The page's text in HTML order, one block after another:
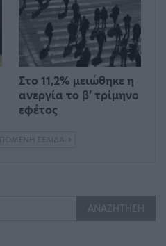
Στο 11,2% μειώθηκε η
ανεργία το β’ τρίμηνο
εφέτος
ΕΠΌΜΕΝΗ ΣΕΛΊΔΑ